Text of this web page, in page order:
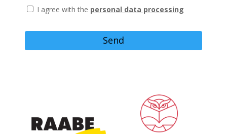
I agree with the personal data processing